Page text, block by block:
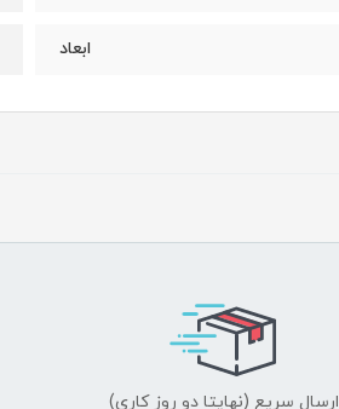
ابعاد
ارسال سریع (نهایتا دو روز کاری)